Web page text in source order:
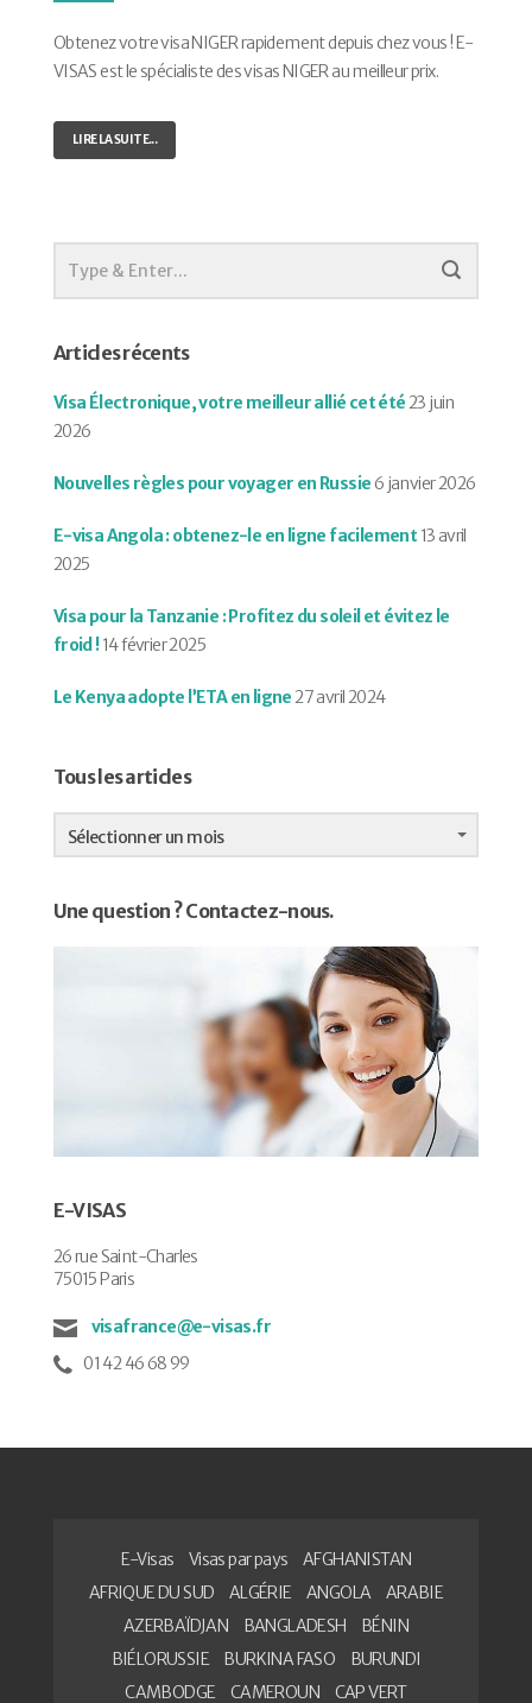
Obtenez votre visa NIGER rapidement depuis chez vous ! E-
VISAS est le spécialiste des visas NIGER au meilleur prix.
LIRE LA SUITE...
Articles récents
Visa Électronique, votre meilleur allié cet été23 juin
2026
Nouvelles règles pour voyager en Russie 6 janvier 2026
E-visa Angola : obtenez-le en ligne facilement 13 avril
2025
Visa pour la Tanzanie : Profitez du soleil et évitez le
froid !14 février 2025
Le Kenya adopte l’ETA en ligne27 avril 2024
Tous les articles
Tous
les
articles
Sélectionner un mois
Une question ? Contactez-nous.
E-VISAS
26 rue Saint-Charles
75015 Paris
visafrance@e-visas.fr
01 42 46 68 99
E-Visas Visas par pays
AFGHANISTAN
AFRIQUE DU SUD
ALGÉRIE ANGOLA
ARABIE
AZERBAÏDJAN
BANGLADESH
BÉNIN
BIÉLORUSSIE
BURKINA FASO
BURUNDI
CAMBODGE
CAMEROUN
CAP VERT